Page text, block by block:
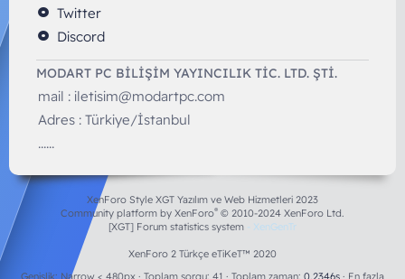
Twitter
Discord
MODART PC BILIŞIM YAYINCILIK TİC. LTD. ŞTİ.
mail : iletisim@modartpc.com
Adres : Türkiye/İstanbul
......
XenForo Style XGT Yazılım ve Web Hizmetleri 2023
Community platform by XenForo® © 2010-2024 XenForo Ltd.
[XGT] Forum statistics system
- XenGenTr
XenForo 2 Türkçe eTiKeT™ 2020
Genişlik
Toplam sorgu 41 Toplam zaman 0.2346s En fazla